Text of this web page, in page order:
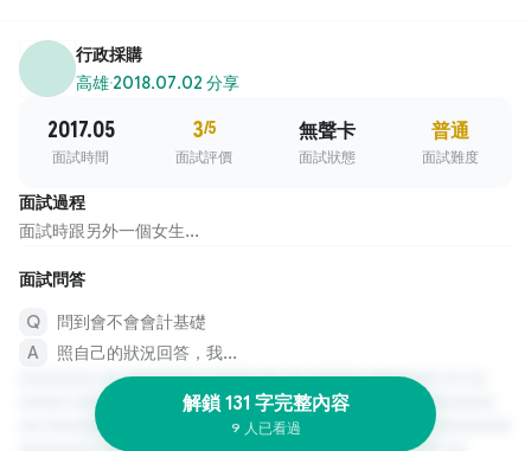
行政採購
高雄·2018.07.02 分享
2017.05
面試時間
3/5
面試評價
無聲卡
面試狀態
普通
面試難度
面試過程
面試時跟另外一個女生...
面試問答
問到會不會會計基礎
照自己的狀況回答，我...
解鎖 131 字完整內容
9 人已看過